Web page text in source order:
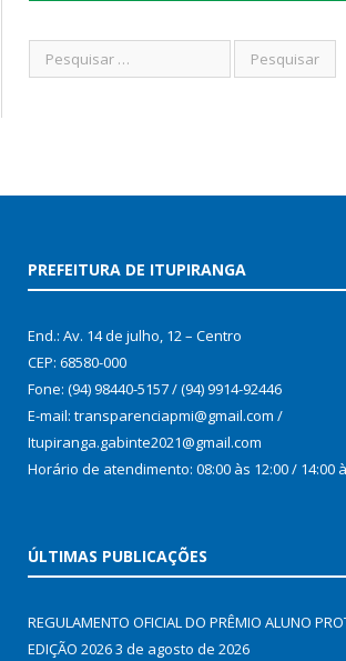
PREFEITURA DE ITUPIRANGA
End.: Av. 14 de julho, 12 – Centro
CEP: 68580-000
Fone: (94) 98440-5157 / (94) 9914-92446
E-mail: transparenciapmi@gmail.com /
Itupiranga.gabinte2021@gmail.com
Horário de atendimento: 08:00 às 12:00 / 14:00
ÚLTIMAS PUBLICAÇÕES
REGULAMENTO OFICIAL DO PRÊMIO ALUNO
EDIÇÃO 20263 de agosto de 2026